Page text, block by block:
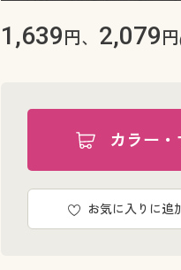
1,639円、 2,079円
カラー
お気に入りに追